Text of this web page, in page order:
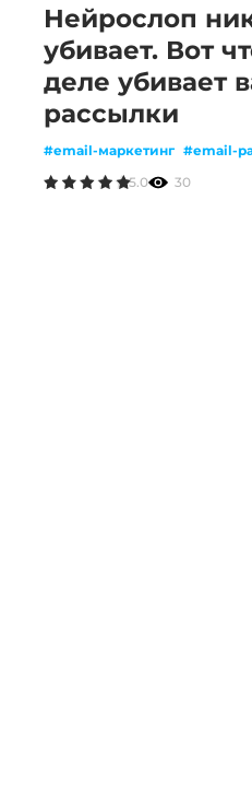
Нейрослоп
убивает. Вот
деле убивает
рассылки
#email-маркетинг #email-
5.0
30